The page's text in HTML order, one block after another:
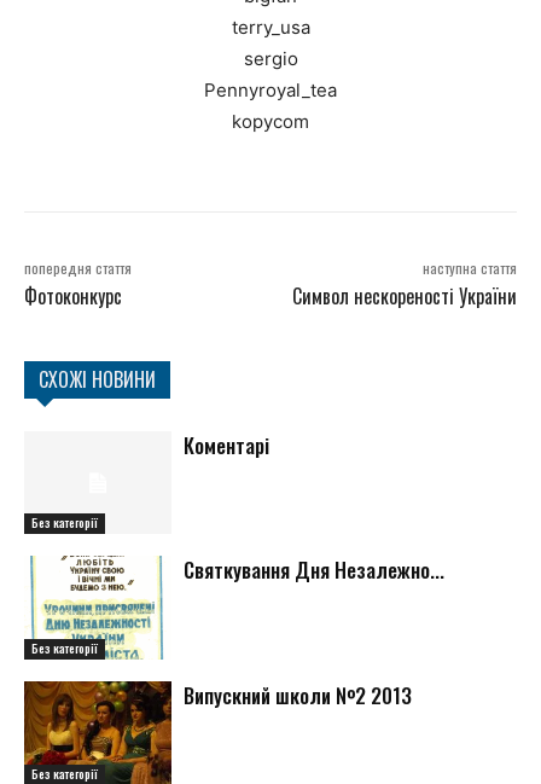
terry_usa
sergio
Pennyroyal_tea
kopycom
попередня стаття
Фотоконкурс
наступна стаття
Символ нескореності України
СХОЖІ НОВИНИ
Без категорії
Коментарі
Без категорії
Святкування Дня Незалежно...
Без категорії
Випускний школи №2 2013